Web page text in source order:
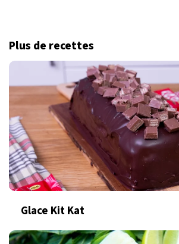
Plus de recettes
Glace Kit Kat